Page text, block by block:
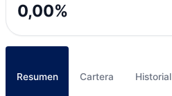
0,00%
Resumen Cartera Historial